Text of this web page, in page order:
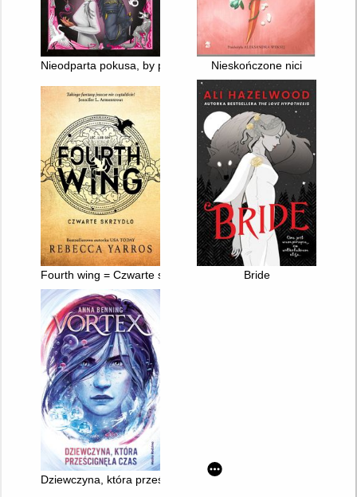
Nieodparta pokusa, by pokochać wrogaNieskończone nici
Fourth wing = Czwarte skrzydło Bride
Dziewczyna, która prześcignęła czas